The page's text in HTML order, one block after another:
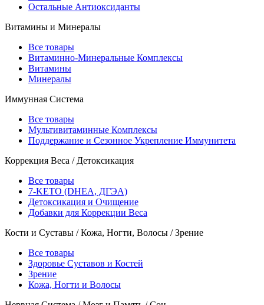
Остальные Антиоксиданты
Витамины и Минералы
Все товары
Витаминно-Минеральные Комплексы
Витамины
Минералы
Иммунная Система
Все товары
Мультивитаминные Комплексы
Поддержание и Сезонное Укрепление Иммунитета
Коррекция Веса / Детоксикация
Все товары
7-KETO (DHEA, ДГЭА)
Детоксикация и Очищение
Добавки для Коррекции Веса
Кости и Суставы / Кожа, Ногти, Волосы / Зрение
Все товары
Здоровье Суставов и Костей
Зрение
Кожа, Ногти и Волосы